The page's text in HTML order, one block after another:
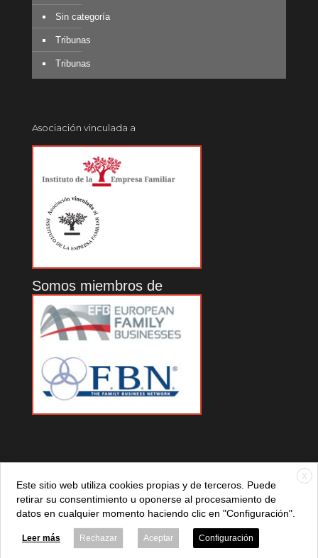
Sin categoría
Tribunas
Tribunas
Asociación vinculada a
Somos miembros de
881 |Política de privacidad|Aviso legal |Política de cookies
X
Este sitio web utiliza cookies propias y de terceros. Puede
retirar su consentimiento u oponerse al procesamiento de
datos en cualquier momento haciendo clic en "Configuración".
Leer más Rechazar Aceptar Configuración